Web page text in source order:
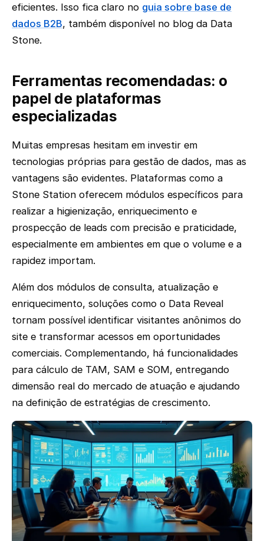
eficientes. Isso fica claro no guia sobre base de
dados B2B, também disponível no blog da Data
Stone.
Ferramentas recomendadas: o
papel de plataformas
especializadas
Muitas empresas hesitam em investir em
tecnologias próprias para gestão de dados, mas as
vantagens são evidentes. Plataformas como a
Stone Station oferecem módulos específicos para
realizar a higienização, enriquecimento e
prospecção de leads com precisão e praticidade,
especialmente em ambientes em que o volume e a
rapidez importam.
Além dos módulos de consulta, atualização e
enriquecimento, soluções como o Data Reveal
tornam possível identificar visitantes anônimos do
site e transformar acessos em oportunidades
comerciais. Complementando, há funcionalidades
para cálculo de TAM, SAM e SOM, entregando
dimensão real do mercado de atuação e ajudando
na definição de estratégias de crescimento.